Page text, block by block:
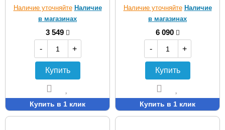
Наличие уточняйте Наличие
в магазинах
3 549
-
+
Купить
Купить в 1 клик
Наличие уточняйте Наличие
в магазинах
6 090
-
+
Купить
Купить в 1 клик